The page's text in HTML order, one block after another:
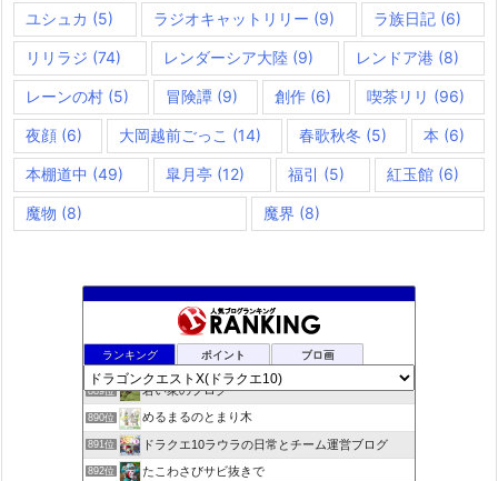
ユシュカ (5) ラジオキャットリリー (9) ラ族日記 (6)
リリラジ (74) レンダーシア大陸 (9) レンドア港 (8)
レーンの村 (5) 冒険譚(9) 創作(6) 喫茶リリ (96)
夜顔 (6) 大岡越前ごっこ (14) 春歌秋冬 (5) 本 (6)
本棚道中 (49) 皐月亭 (12) 福引 (5) 紅玉館(6)
魔物 (8) 魔界 (8)
ランキング ポイント ブロ画
rosappiのブログ
888位 小さな村
889位 若い衆のブログ
890位 めるまるのとまり木
891位 ドラクエ10ラウラの日常とチーム運営ブログ
892位 たこわさびサビ抜きで